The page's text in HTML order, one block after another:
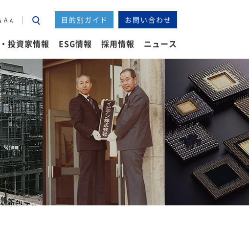
中期経営計画
企業情報ニュース
投資家情報
IRライブラリー
ポリシー IRニュース
ESG情報
社会（S）
ESGニュース
採用情報 ニュース
ESG
A A 目的別ガイド お問い合わせ